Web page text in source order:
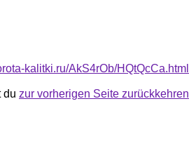
kalitki.ru/AkS4rOb/HQtQcCa.html
du zur vorherigen Seite zurückkehren